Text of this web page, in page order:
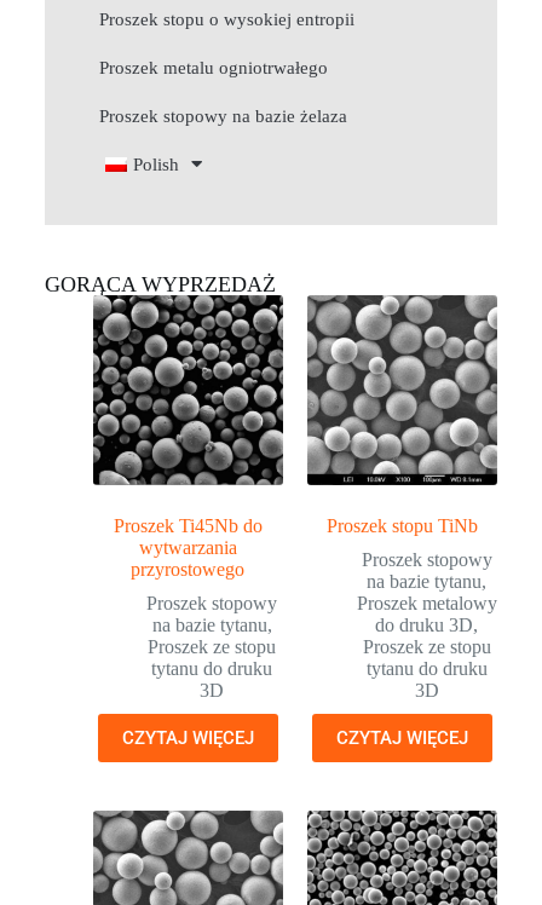
Proszek stopu o wysokiej entropii
Proszek metalu ogniotrwałego
Proszek stopowy na bazie żelaza
Polish
GORĄCA WYPRZEDAŻ
Proszek Ti45Nb do
wytwarzania
przyrostowego
Proszek stopowy
na bazie tytanu,
Proszek ze stopu
tytanu do druku
3D
CZYTAJ WIĘCEJ
Proszek stopu TiNb
Proszek stopowy
na bazie tytanu,
Proszek metalowy
do druku 3D,
Proszek ze stopu
tytanu do druku
3D
CZYTAJ WIĘCEJ